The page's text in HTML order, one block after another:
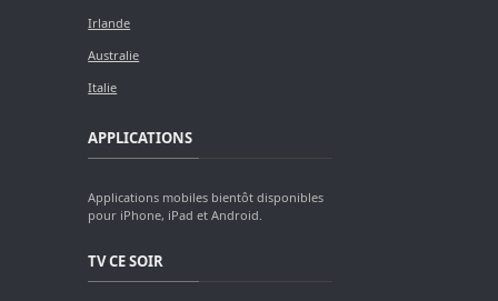
Irlande
Australie
Italie
APPLICATIONS
Applications mobiles bientôt disponibles
pour iPhone, iPad et Android.
TV CE SOIR